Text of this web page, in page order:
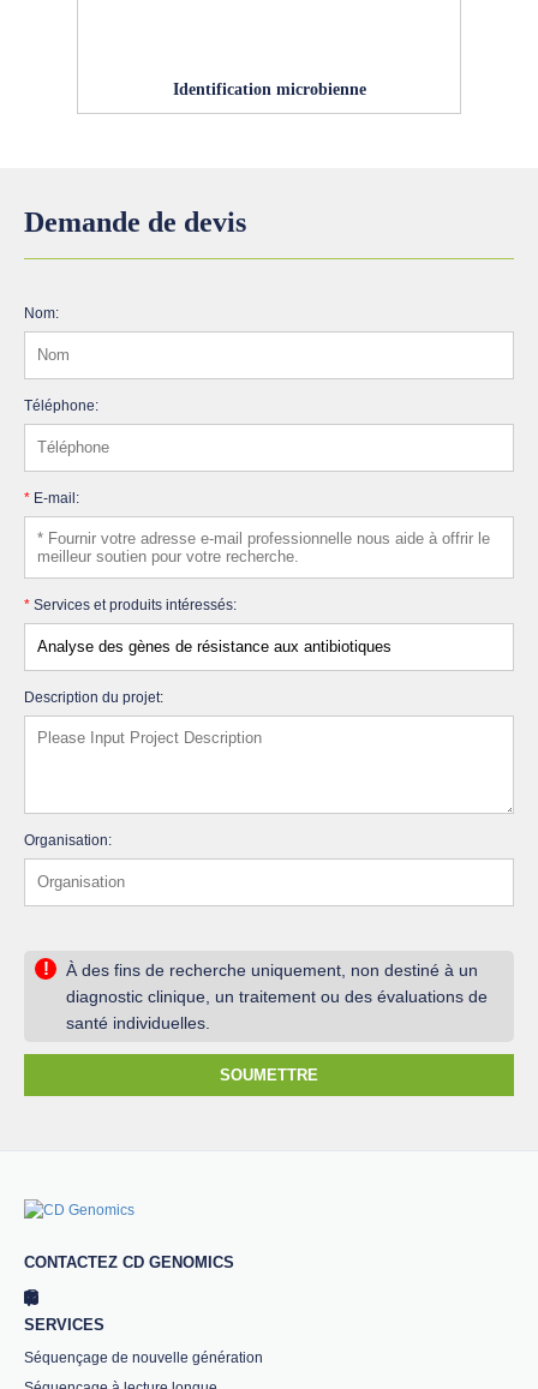
Identification microbienne
Demande de devis
Nom:
Téléphone:
* E-mail:
* Services et produits intéressés:
Description du projet:
Organisation:
!
À des fins de recherche uniquement, non destiné à un
diagnostic clinique, un traitement ou des évaluations de
santé individuelles.
SOUMETTRE
CONTACTEZ CD GENOMICS
SERVICES
Séquençage de nouvelle génération